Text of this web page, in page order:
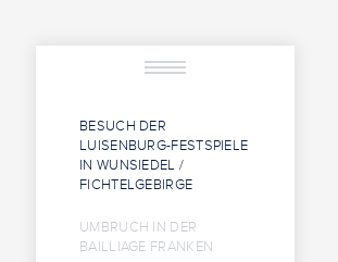
BESUCH DER
LUISENBURG-FESTSPIELE
IN WUNSIEDEL /
FICHTELGEBIRGE
UMBRUCH IN DER
BAILLIAGE FRANKEN